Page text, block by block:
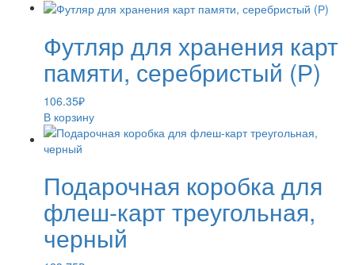
Футляр для хранения карт
памяти, серебристый (Р)
106.35₽
В корзину
Подарочная коробка для
флеш-карт треугольная,
черный